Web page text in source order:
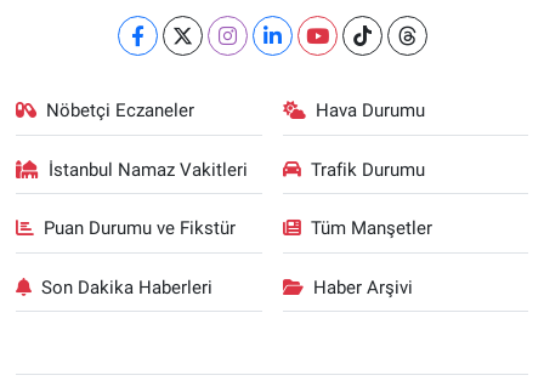
Nöbetçi Eczaneler Hava Durumu
İstanbul Namaz Vakitleri Trafik Durumu
Puan Durumu ve Fikstür Tüm Manşetler
Son Dakika Haberleri Haber Arşivi